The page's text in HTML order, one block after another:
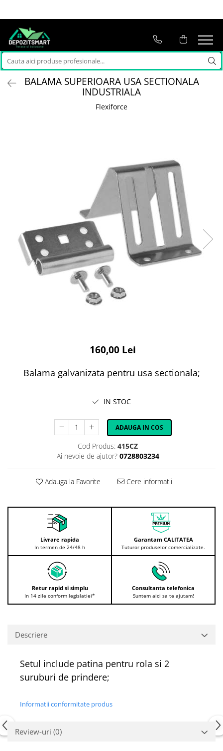
BALAMA SUPERIOARA USA SECTIONALA
INDUSTRIALA
Flexiforce
160,00 Lei
Balama galvanizata pentru usa sectionala;
IN STOC
ADAUGA IN COS
Cod Produs: 415CZ
Ai nevoie de ajutor? 0728803234
Adauga la Favorite Cere informatii
Livrare rapida
In termen de 24/48 h
Garantam CALITATEA
Tuturor produselor comercializate.
Retur rapid si simplu
In 14 zile conform legislatiei*
Consultanta telefonica
Suntem aici sa te ajutam!
Descriere
Setul include patina pentru rola si 2
suruburi de prindere;
Informatii conformitate produs
Review-uri (0)